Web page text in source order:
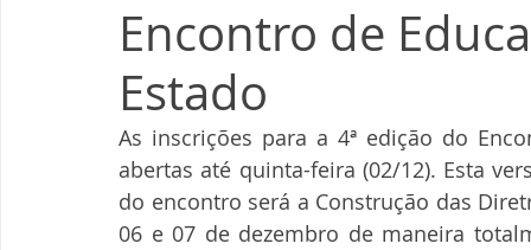
Encontro de
Estado
As inscrições para a 4ª edição do
abertas até quinta-feira (02/12). Esta
do encontro será a Construção das
06 e 07 de dezembro de maneira